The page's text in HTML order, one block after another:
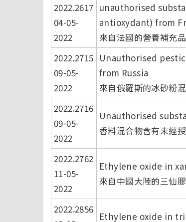
2022.2617
04-05-
2022
unauthorised
antioxydant) from
來自法國的營養補充
2022.2715
09-05-
2022
Unauthorised
from Russia
來自俄羅斯的冰砂粉
2022.2716
09-05-
2022
Unauthorised
香料混合物含有未經
2022.2762
11-05-
2022
Ethylene oxide in
來自中國大陸的三仙
2022.2856
Ethylene oxide in